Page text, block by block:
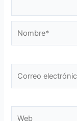
electrónico*